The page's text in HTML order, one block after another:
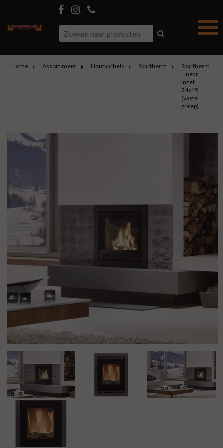
Home Assortiment Houtkachels Spartherm
Spartherm
Linear
Inzet
34x45
(vaste
greep)